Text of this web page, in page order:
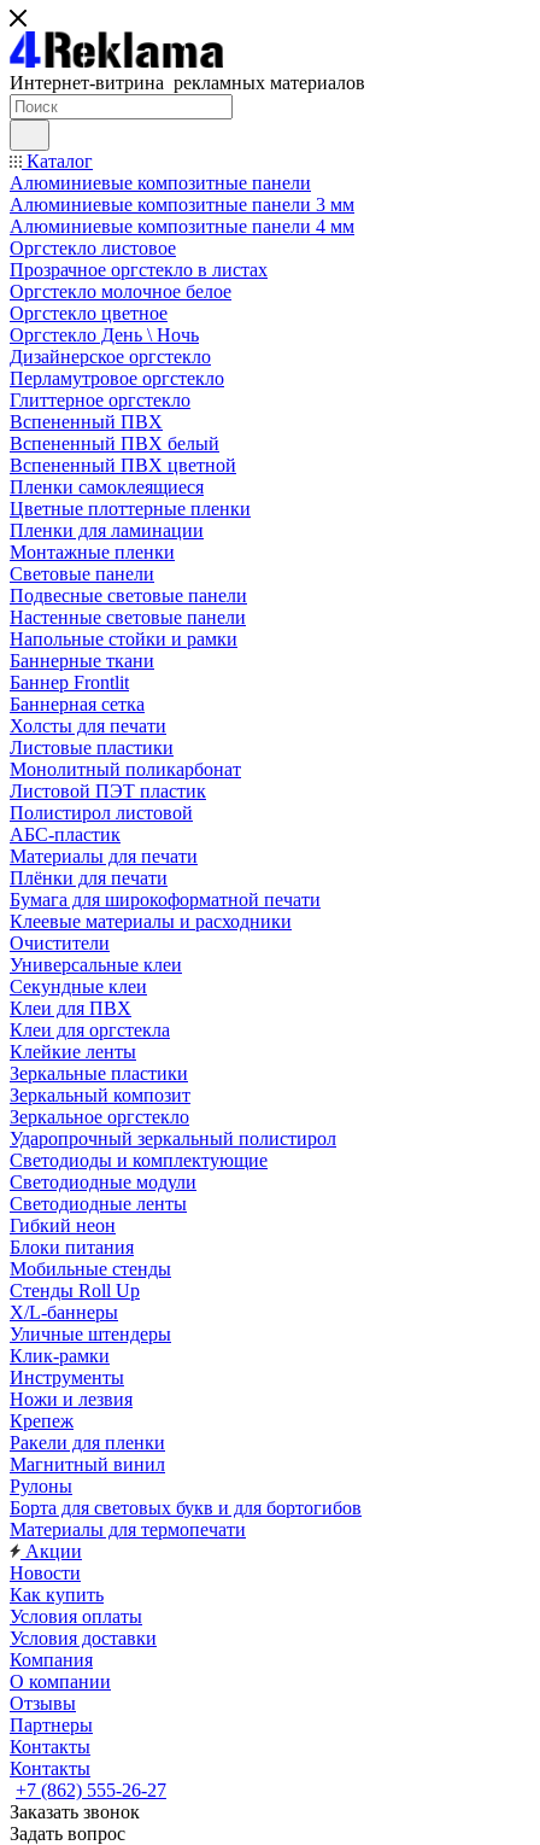
Интернет-витрина рекламных материалов
Каталог
Алюминиевые композитные панели
Алюминиевые композитные панели 3 мм
Алюминиевые композитные панели 4 мм
Оргстекло листовое
Прозрачное оргстекло в листах
Оргстекло молочное белое
Оргстекло цветное
Оргстекло День \ Ночь
Дизайнерское оргстекло
Перламутровое оргстекло
Глиттерное оргстекло
Вспененный ПВХ
Вспененный ПВХ белый
Вспененный ПВХ цветной
Пленки самоклеящиеся
Цветные плоттерные пленки
Пленки для ламинации
Монтажные пленки
Световые панели
Подвесные световые панели
Настенные световые панели
Напольные стойки и рамки
Баннерные ткани
Баннер Frontlit
Баннерная сетка
Холсты для печати
Листовые пластики
Монолитный поликарбонат
Листовой ПЭТ пластик
Полистирол листовой
АБС-пластик
Материалы для печати
Плёнки для печати
Бумага для широкоформатной печати
Клеевые материалы и расходники
Очистители
Универсальные клеи
Секундные клеи
Клеи для ПВХ
Клеи для оргстекла
Клейкие ленты
Зеркальные пластики
Зеркальный композит
Зеркальное оргстекло
Ударопрочный зеркальный полистирол
Светодиоды и комплектующие
Светодиодные модули
Светодиодные ленты
Гибкий неон
Блоки питания
Мобильные стенды
Стенды Roll Up
X/L-баннеры
Уличные штендеры
Клик-рамки
Инструменты
Ножи и лезвия
Крепеж
Ракели для пленки
Магнитный винил
Рулоны
Борта для световых букв и для бортогибов
Материалы для термопечати
Акции
Новости
Как купить
Условия оплаты
Условия доставки
Компания
О компании
Отзывы
Партнеры
Контакты
Контакты
+7 (862) 555-26-27
Заказать звонок
Задать вопрос